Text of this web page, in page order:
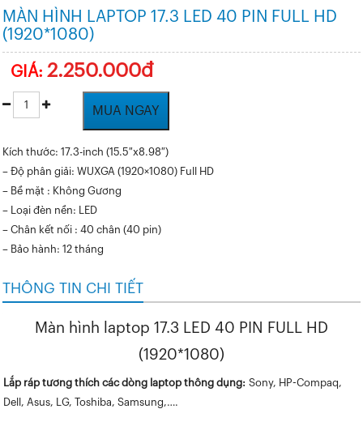
MÀN HÌNH LAPTOP 17.3 LED 40 PIN FULL HD
(1920*1080)
GIÁ: 2.250.000đ
MUA NGAY
Kích thước: 17.3-inch (15.5″x8.98″)
– Độ phân giải: WUXGA (1920×1080) Full HD
– Bề mặt : Không Gương
– Loại đèn nền: LED
– Chân kết nối : 40 chân (40 pin)
– Bảo hành: 12 tháng
THÔNG TIN CHI TIẾT
Màn hình laptop 17.3 LED 40 PIN FULL HD
(1920*1080)
Lắp ráp tương thích các dòng laptop thông dụng: Sony, HP-Compaq,
Dell, Asus, LG, Toshiba, Samsung,….